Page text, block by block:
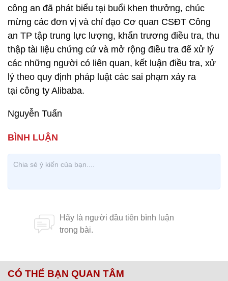
công an đã phát biểu tại buổi khen thưởng, chúc
mừng các đơn vị và chỉ đạo Cơ quan CSĐT Công
an TP tập trung lực lượng, khẩn trương điều tra, thu
thập tài liệu chứng cứ và mở rộng điều tra để xử lý
các những người có liên quan, kết luận điều tra, xử
lý theo quy định pháp luật các sai phạm xảy ra
tại công ty Alibaba.
Nguyễn Tuấn
CÓ THỂ BẠN QUAN TÂM